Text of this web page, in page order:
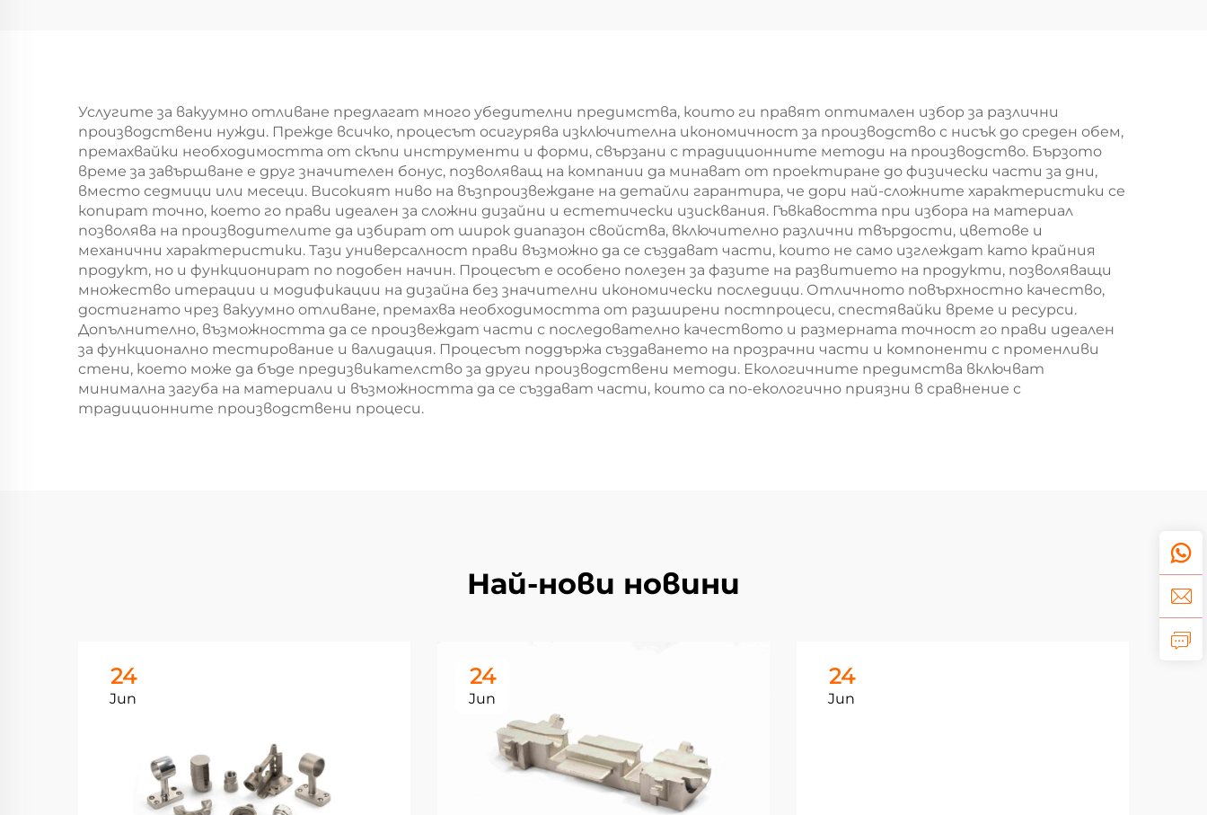
Услугите за вакуумно отливане предлагат много убедителни предимства, които ги правят оптимален избор за различни
производствени нужди. Прежде всичко, процесът осигурява изключителна икономичност за производство с нисък до среден обем,
премахвайки необходимостта от скъпи инструменти и форми, свързани с традиционните методи на производство. Бързото
време за завършване е друг значителен бонус, позволяващ на компании да минават от проектиране до физически части за дни,
вместо седмици или месеци. Високият ниво на възпроизвеждане на детайли гарантира, че дори най-сложните характеристики се
копират точно, което го прави идеален за сложни дизайни и естетически изисквания. Гъвкавостта при избора на материал
позволява на производителите да избират от широк диапазон свойства, включително различни твърдости, цветове и
механични характеристики. Тази универсалност прави възможно да се създават части, които не само изглеждат като крайния
продукт, но и функционират по подобен начин. Процесът е особено полезен за фазите на развитието на продукти, позволяващи
множество итерации и модификации на дизайна без значителни икономически последици. Отличното повърхностно качество,
достигнато чрез вакуумно отливане, премахва необходимостта от разширени постпроцеси, спестявайки време и ресурси.
Допълнително, възможността да се произвеждат части с последователно качеството и размерната точност го прави идеален
за функционално тестирование и валидация. Процесът поддържа създаването на прозрачни части и компоненти с променливи
стени, което може да бъде предизвикателство за други производствени методи. Екологичните предимства включват
минимална загуба на материали и възможността да се създават части, които са по-екологично приязни в сравнение с
традиционните производствени процеси.
Най-нови новини
24
Jun
24
Jun
24
Jun